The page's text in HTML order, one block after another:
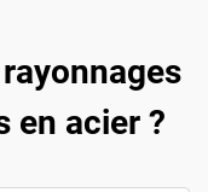
en acier ?